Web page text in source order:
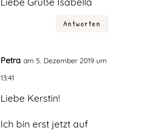
Antworten
Petra am 5. Dezember 2019 um
13:41
Liebe Kerstin!
Ich bin erst jetzt auf